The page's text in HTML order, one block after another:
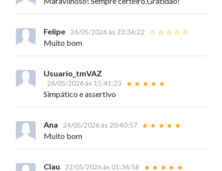
Felipe 26/05/2026 às 23:36:22
Muito bom
Usuario_tmVAZ
26/05/2026 às 15:41:23
Simpático e assertivo
Ana 24/05/2026 às 20:40:57
Muito bom
Clau 22/05/2026 às 01:36:58